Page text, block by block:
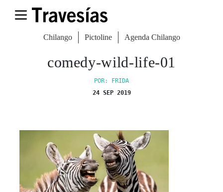
Chilango Pictoline Agenda Chilango
comedy-wild-life-01
POR: FRIDA
24 SEP 2019